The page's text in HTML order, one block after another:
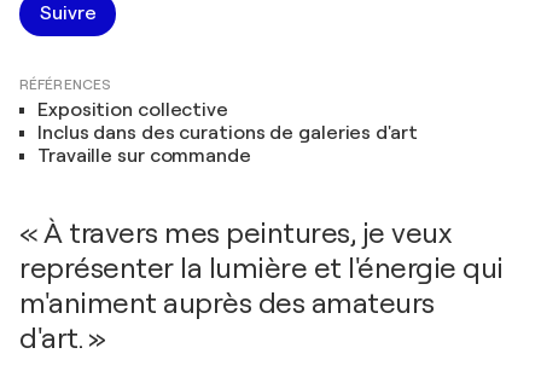
Suivre
RÉFÉRENCES
Exposition collective
Inclus dans des curations de galeries d'art
Travaille sur commande
« À travers mes peintures, je veux
représenter la lumière et l'énergie qui
m'animent auprès des amateurs
d'art. »